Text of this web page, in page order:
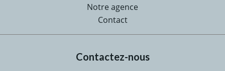
Notre agence
Contact
Contactez-nous